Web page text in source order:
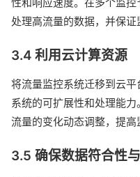
处理高流量的数据，并保证
3.4 利用云计算资源
将流量监控系统迁移到云
系统的可扩展性和处理能
流量的变化动态调整，提高
3.5 确保数据符合性